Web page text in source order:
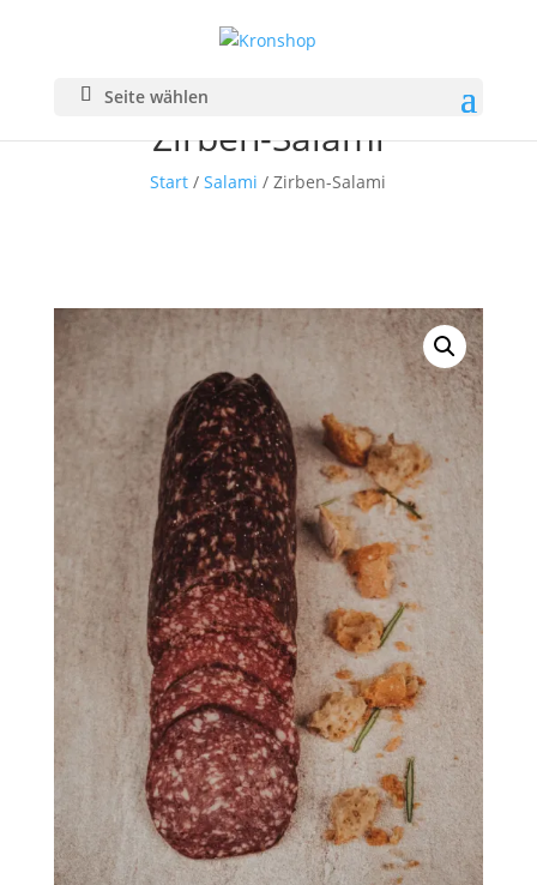
Seite wählen
Zirben-Salami
Start /Salami / Zirben-Salami